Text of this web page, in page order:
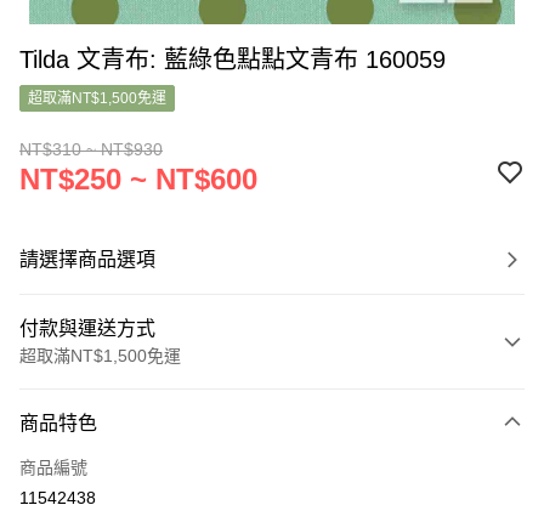
Tilda 文青布: 藍綠色點點文青布 160059
超取滿NT$1,500免運
NT$310 ~ NT$930
NT$250 ~ NT$600
請選擇商品選項
付款與運送方式
超取滿NT$1,500免運
信用卡一次付款
超商取貨付款
商品特色
商品編號
11542438